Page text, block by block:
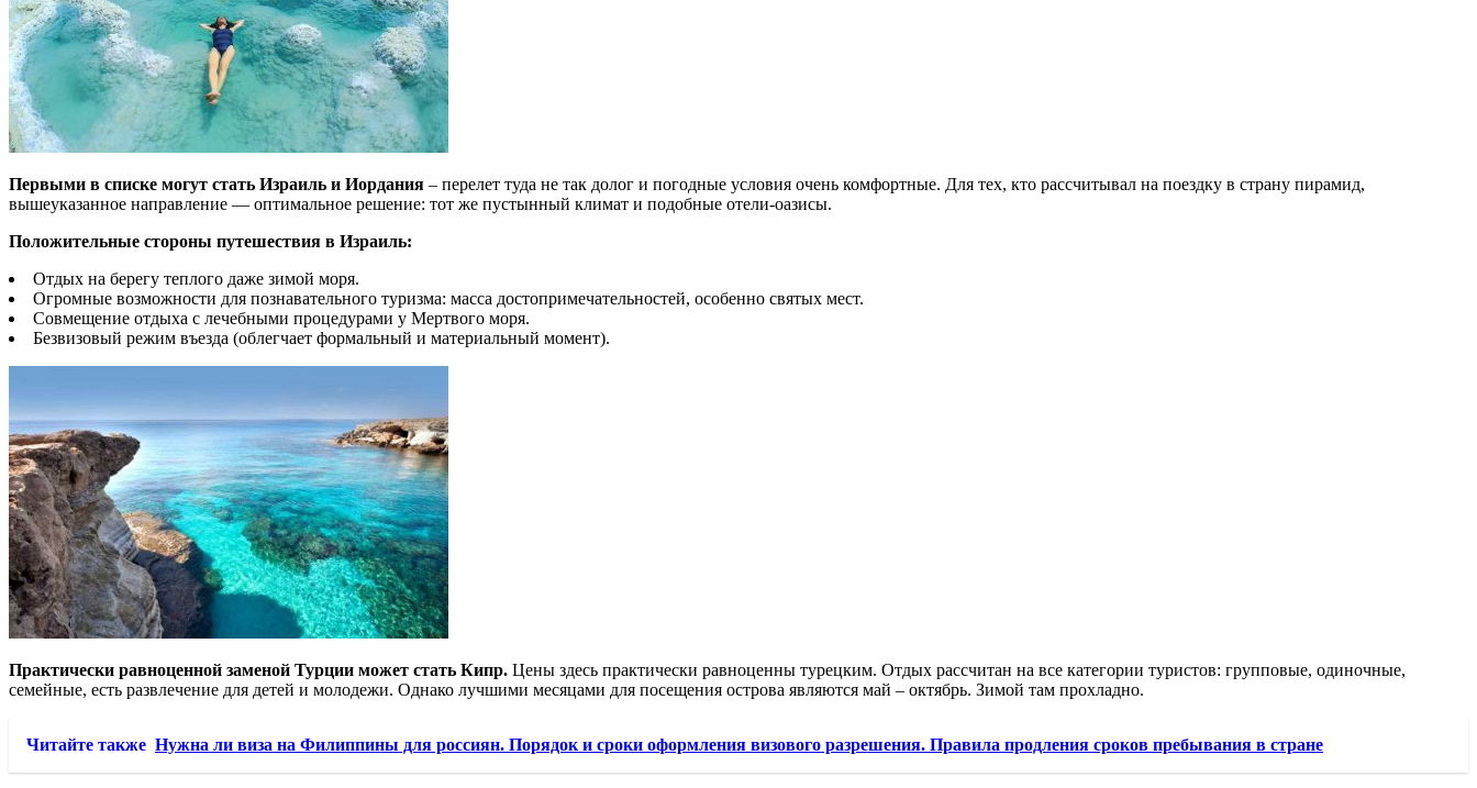
Первыми в списке могут стать Израиль и Иордания – перелет туда не так долог и погодные условия очень комфортные. Для тех, кто рассчитывал на поездку в страну пирамид,
вышеуказанное направление — оптимальное решение: тот же пустынный климат и подобные отели-оазисы.
Положительные стороны путешествия в Израиль:
Отдых на берегу теплого даже зимой моря.
Огромные возможности для познавательного туризма: масса достопримечательностей, особенно святых мест.
Совмещение отдыха с лечебными процедурами у Мертвого моря.
Безвизовый режим въезда (облегчает формальный и материальный момент).
Практически равноценной заменой Турции может стать Кипр. Цены здесь практически равноценны турецким. Отдых рассчитан на все категории туристов: групповые, одиночные,
семейные, есть развлечение для детей и молодежи. Однако лучшими месяцами для посещения острова являются май – октябрь. Зимой там прохладно.
Читайте также Нужна ли виза на Филиппины для россиян. Порядок и сроки оформления визового разрешения. Правила продления сроков пребывания в стране